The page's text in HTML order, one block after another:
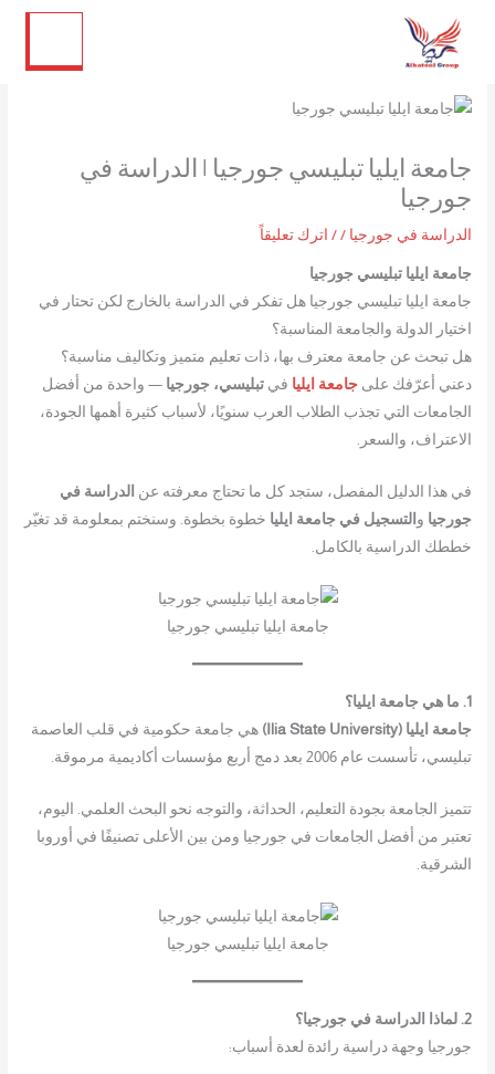
تخطي
المحتوى
جامعة ايليا تبليسي جورجيا | الدراسة في
جورجيا
الدراسة في جورجيا /
/ اترك تعليقاً
جامعة ايليا تبليسي جورجيا
جامعة ايليا تبليسي جورجيا هل تفكر في الدراسة بالخارج لكن تحتار في
اختيار الدولة والجامعة المناسبة؟
هل تبحث عن جامعة معترف بها، ذات تعليم متميز وتكاليف مناسبة؟
دعني أعرّفك علىجامعة ايليا فيتبليسي، جورجيا — واحدة من أفضل
الجامعات التي تجذب الطلاب العرب سنويًا، لأسباب كثيرة أهمها الجودة،
الاعتراف، والسعر.
في هذا الدليل المفصل، ستجد كل ما تحتاج معرفته عن الدراسة في
جورجيا و التسجيل في جامعة ايليا خطوة بخطوة. وسنختم بمعلومة قد تغيّر
خططك الدراسية بالكامل.
جامعة ايليا تبليسي جورجيا
1. ما هي جامعة ايليا؟
جامعة ايليا (Ilia State University)
هي جامعة حكومية في قلب العاصمة
تبليسي، تأسست عام 2006 بعد دمج أربع مؤسسات أكاديمية مرموقة.
تتميز الجامعة بجودة التعليم، الحداثة، والتوجه نحو البحث العلمي. اليوم،
تعتبر من أفضل الجامعات في جورجيا ومن بين الأعلى تصنيفًا في أوروبا
الشرقية.
جامعة ايليا تبليسي جورجيا
2. لماذا الدراسة في جورجيا؟
جورجيا وجهة دراسية رائدة لعدة أسباب: